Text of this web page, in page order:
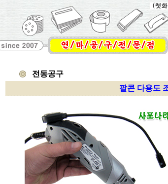
전동공구
팔콘 다용도